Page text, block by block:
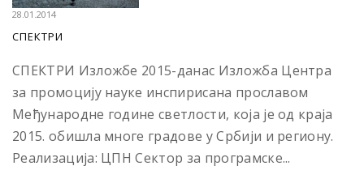
28.01.2014
СПЕКТРИ
СПЕКТРИ Изложбе 2015-данас Изложба Центра
за промоцију науке инспирисана прославом
Међународне године светлости, која је од краја
2015. обишла многе градове у Србији и региону.
Реализација: ЦПН Сектор за програмске...